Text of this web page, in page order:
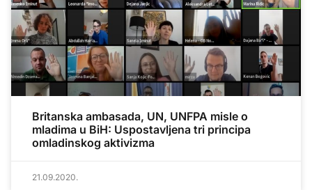
Britanska ambasada, UN, UNFPA misle o
mladima u BiH: Uspostavljena tri principa
omladinskog aktivizma
21.09.2020.